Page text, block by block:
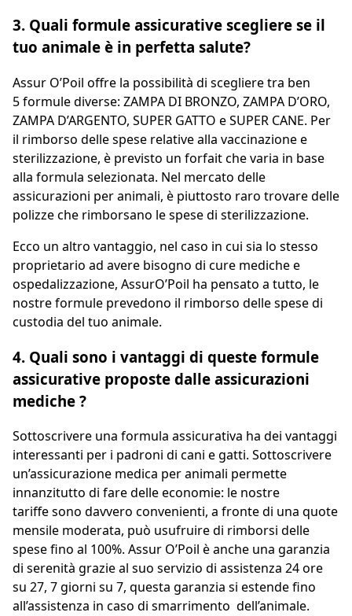
3. Quali formule assicurative scegliere se il
tuo animale è in perfetta salute?
Assur O’Poil offre la possibilità di scegliere tra ben
5formule diverse: ZAMPA DI BRONZO, ZAMPA D’ORO,
ZAMPA D’ARGENTO, SUPER GATTO e SUPER CANE. Per
il rimborso delle spese relative alla vaccinazione e
sterilizzazione, è previsto un forfait che varia in base
alla formula selezionata. Nel mercato delle
assicurazioni per animali, è piuttosto raro trovare delle
polizze che rimborsano lespese di sterilizzazione.
Ecco un altro vantaggio, nel caso in cui sia lo stesso
proprietario ad avere bisogno di cure mediche e
ospedalizzazione, AssurO’Poil ha pensato a tutto, le
nostre formule prevedono il rimborso delle spese di
custodia del tuo animale.
4. Quali sono i vantaggi di queste formule
assicurative proposte dalle assicurazioni
mediche ?
Sottoscrivere una formula assicurativa ha dei vantaggi
interessanti per i padroni di cani e gatti. Sottoscrivere
un’assicurazione medica per animali permette
innanzitutto di fare delle economie: le nostre
tariffesono davvero convenienti, a fronte di una quote
mensile moderata, può usufruire di rimborsi delle
spese fino al 100%. Assur O’Poil è anche una garanzia
di serenità grazie al suo servizio di assistenza 24 ore
su 27, 7 giorni su 7, questa garanzia si estende fino
all’assistenza in caso di smarrimento dell’animale.